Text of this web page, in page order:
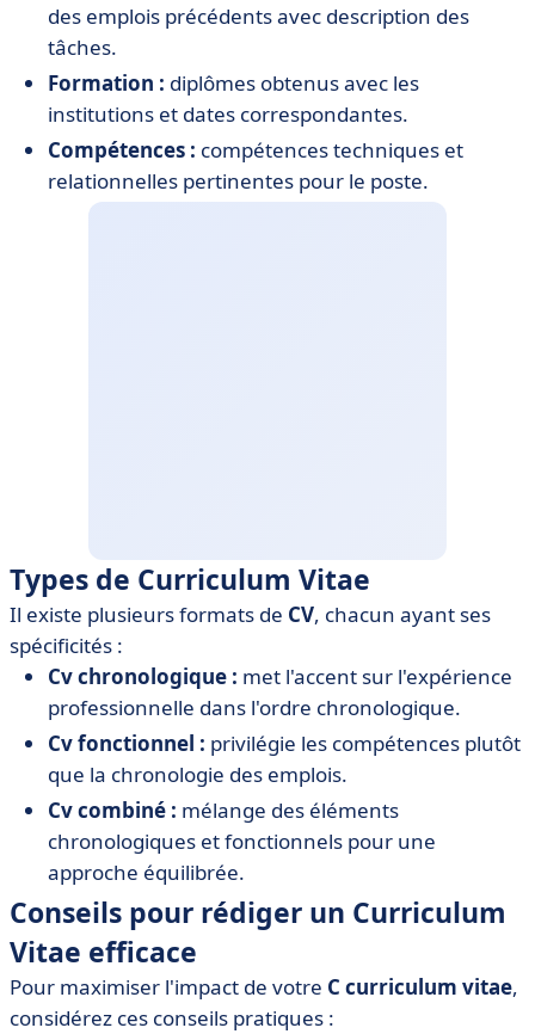
des emplois précédents avec description des
tâches.
Formation : diplômes obtenus avec les
institutions et dates correspondantes.
Compétences : compétences techniques et
relationnelles pertinentes pour le poste.
Types de Curriculum Vitae
Il existe plusieurs formats de CV, chacun ayant ses
spécificités :
Cv chronologique : met l'accent sur l'expérience
professionnelle dans l'ordre chronologique.
Cv fonctionnel : privilégie les compétences plutôt
que la chronologie des emplois.
Cv combiné : mélange des éléments
chronologiques et fonctionnels pour une
approche équilibrée.
Conseils pour rédiger un Curriculum
Vitae efficace
Pour maximiser l'impact de votre C curriculum vitae,
considérez ces conseils pratiques :